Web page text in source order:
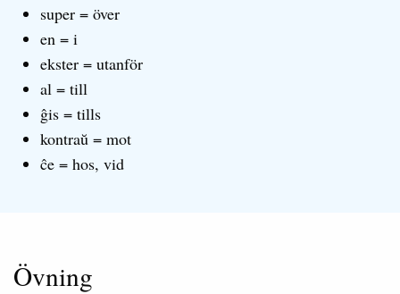
super = över
en = i
ekster = utanför
al = till
ĝis = tills
kontraŭ = mot
ĉe = hos, vid
Övning